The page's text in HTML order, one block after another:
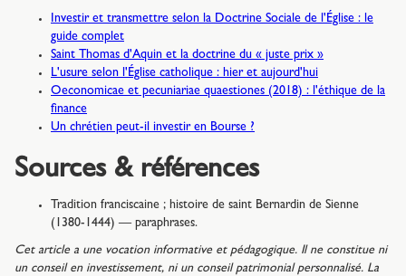
Investir et transmettre selon la Doctrine Sociale de l'Église : le
guide complet
Saint Thomas d'Aquin et la doctrine du « juste prix »
L'usure selon l'Église catholique : hier et aujourd'hui
Oeconomicae et pecuniariae quaestiones (2018) : l'éthique de la
finance
Un chrétien peut-il investir en Bourse ?
Sources & références
Tradition franciscaine ; histoire de saint Bernardin de Sienne
(1380-1444) — paraphrases.
Cet article a une vocation informative et pédagogique. Il ne constitue ni
un conseil en investissement, ni un conseil patrimonial personnalisé. La